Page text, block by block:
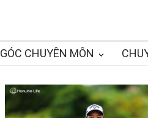
GÓC CHUYÊN MÔN